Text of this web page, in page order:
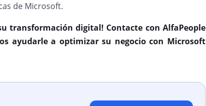
de Microsoft.
transformación digital! Contacte con AlfaPeople
ayudarle a optimizar su negocio con Microsoft